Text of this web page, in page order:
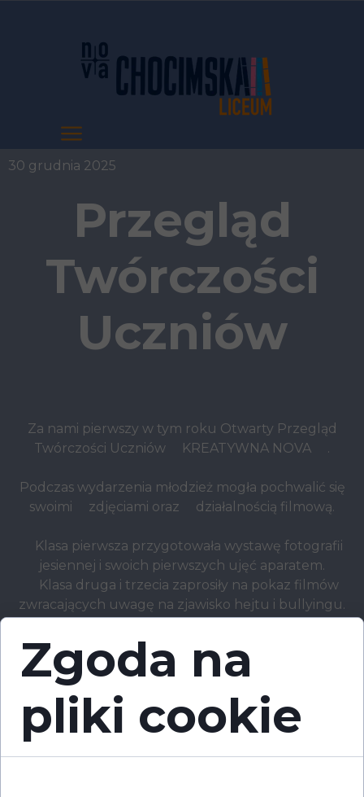
Za nami pierwszy w tym roku Otwarty Przegląd
Twórczości Uczniów
KREATYWNA NOVA .
Podczas wydarzenia młodzież mogła pochwalić się
swoimi
zdjęciami oraz działalnością filmową.
Klasa pierwsza przygotowała wystawę fotografii
jesiennej i swoich pierwszych ujęć aparatem.
Klasa druga i trzecia zaprosiły na pokaz filmów
zwracających uwagę na zjawisko hejtu i bullyingu.
świąteczną fotobudką oraz wywiad nagrany podczas
Dni Samorozwoju.
Dziękujemy za udział oraz wsparcie dla naszych
młodych twórców i twórczyń
Przegląd
Twórczości
Uczniów
30 grudnia 2025
Zgoda na
pliki cookie